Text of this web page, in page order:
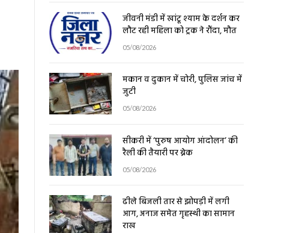
जीवनी मंडी में खांटू श्याम के दर्शन कर
लौट रही महिला को ट्रक ने रौंदा, मौत
05/08/2026
मकान व दुकान में चोरी, पुलिस जांच में
जुटी
05/08/2026
सीकरी में ‘पुरुष आयोग आंदोलन’ की
रैली की तैयारी पर ब्रेक
05/08/2026
ढीले बिजली तार से झोपड़ी में लगी
आग, अनाज समेत गृहस्थी का सामान
राख